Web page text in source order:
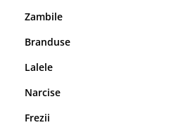
Zambile
Branduse
Lalele
Narcise
Frezii